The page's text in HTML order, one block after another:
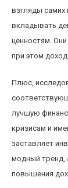
взгляды
вкладывать
ценностям.
при этом
Плюс,
лучшую
кризисам и
заставляет
модный тренд,
повышения